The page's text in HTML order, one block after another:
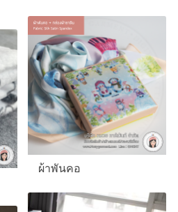
ผ้าพันคอ